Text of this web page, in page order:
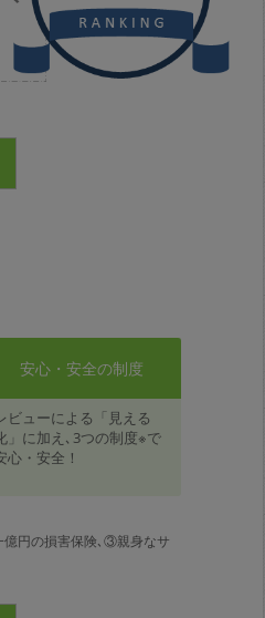
安心・安全の制度
ビューによる「見える
」に加え､3つの制度※で
心・安全！
円の損害保険､③親身なサ